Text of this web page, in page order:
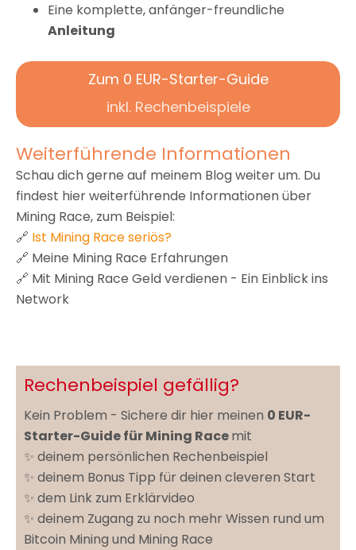
Eine komplette, anfänger-freundliche
Anleitung
Zum 0 EUR-Starter-Guide
inkl. Rechenbeispiele
Weiterführende Informationen
Schau dich gerne auf meinem Blog weiter um. Du
findest hier weiterführende Informationen über
Mining Race, zum Beispiel:
🔗 Ist Mining Race seriös?
🔗 Meine Mining Race Erfahrungen
🔗 Mit Mining Race Geld verdienen - Ein Einblick ins
Network
Rechenbeispiel gefällig?
Kein Problem - Sichere dir hier meinen 0 EUR-
Starter-Guide für Mining Racemit
✨ deinem persönlichen Rechenbeispiel
✨ deinem Bonus Tipp für deinen cleveren Start
✨ dem Link zum Erklärvideo
✨ deinem Zugang zu noch mehr Wissen rund um
Bitcoin Mining und Mining Race